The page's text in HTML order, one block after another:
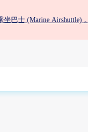
巴士 (Marine Airshuttle) 。